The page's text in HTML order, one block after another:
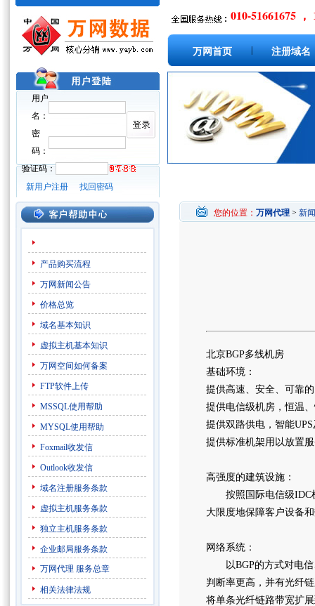
用户
名：
密
码：
验证码：
新用户注册
找回密码
010-51661675 ，
万网首页 注册域名
产品购买流程
万网新闻公告
价格总览
域名基本知识
虚拟主机基本知识
万网空间如何备案
FTP软件上传
MSSQL使用帮助
MYSQL使用帮助
Foxmail收发信
Outlook收发信
域名注册服务条款
虚拟主机服务条款
独立主机服务条款
企业邮局服务条款
万网代理 服务总章
相关法律法规
您的位置： 万网代理 > 新
北京BGP多线机房
基础环境：
提供高速、安全、可靠
提供电信级机房，恒温
提供双路供电，智能
提供标准机架用以放置
高强度的建筑设施：
按照国际电信级IDC机
大限度地保障客户设备
网络系统：
以BGP的方式对电信
判断率更高，并有光纤
将单条光纤链路带宽扩